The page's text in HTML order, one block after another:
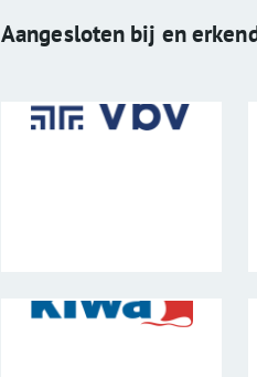
Aangesloten bij en